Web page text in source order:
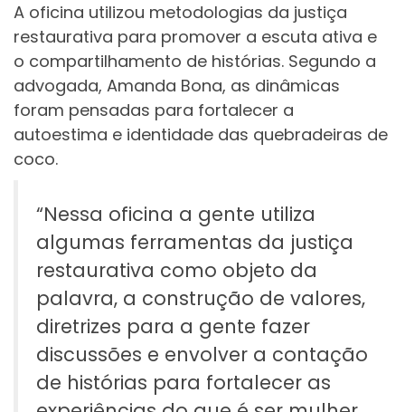
A oficina utilizou metodologias da justiça
restaurativa para promover a escuta ativa e
o compartilhamento de histórias. Segundo a
advogada, Amanda Bona, as dinâmicas
foram pensadas para fortalecer a
autoestima e identidade das quebradeiras de
coco.
“Nessa oficina a gente utiliza
algumas ferramentas da justiça
restaurativa como objeto da
palavra, a construção de valores,
diretrizes para a gente fazer
discussões e envolver a contação
de histórias para fortalecer as